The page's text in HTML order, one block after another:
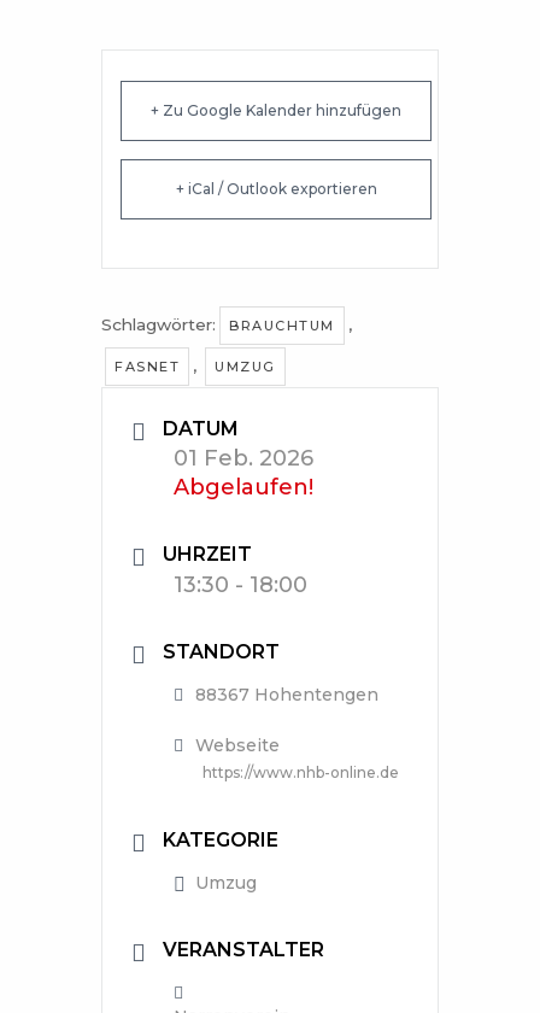
+ Zu Google Kalender hinzufügen
+ iCal / Outlook exportieren
Schlagwörter: BRAUCHTUM ,
FASNET , UMZUG
DATUM
01 Feb. 2026
Abgelaufen!
UHRZEIT
13:30 - 18:00
STANDORT
88367 Hohentengen
Webseite
https://www.nhb-online.de
KATEGORIE
Umzug
VERANSTALTER